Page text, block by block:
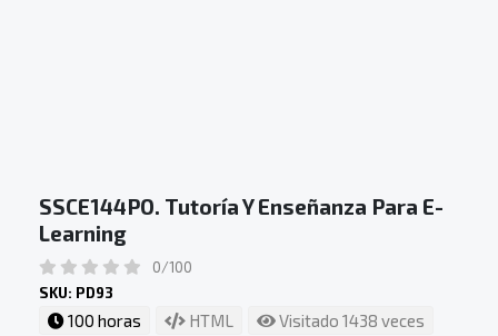
SSCE144PO. Tutoría Y Enseñanza Para E-
Learning
0/100
SKU: PD93
100 horas HTML Visitado 1438 veces